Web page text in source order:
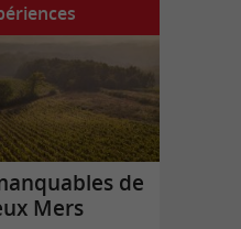
de
Mers